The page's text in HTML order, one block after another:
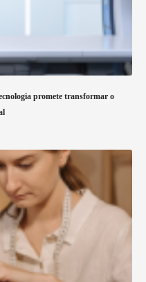
promete transformar o